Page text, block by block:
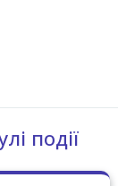
події